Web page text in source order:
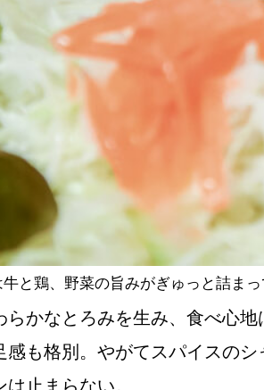
牛と鶏、野菜の旨みがぎゅっと詰ま
らかなとろみを生み、食べ心
感も格別。やがてスパイスの
止まらない。